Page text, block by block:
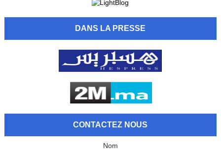
DANS LA PRESSE
CONTACTEZ NOUS
Nom